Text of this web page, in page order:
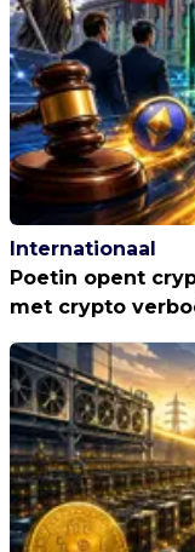
Internationaal
Poetin opent
met crypto